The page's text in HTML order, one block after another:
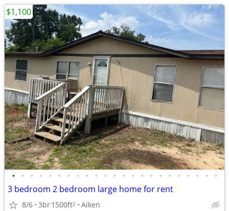
• • • • • • • • • • • • • • • • • • • • • • •
3 bedroom 2 bedroom large home for rent
8/6 3br1500ft2 Aiken
$1,100